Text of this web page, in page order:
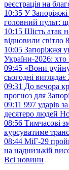
реєстрація на
10:35 У Запоріжжі
головний пульт:
10:15 Шість атак
відновили світло
10:05 Запоріжжя
України-2026: хто
09:45 «Вони
сьогодні
09:31 До вечора
прогноз для
09:11 997 ударів
десятеро людей
08:56 Тимчасові
курсуватиме
08:44 МіГ-29
на наднизькій
Всі новини